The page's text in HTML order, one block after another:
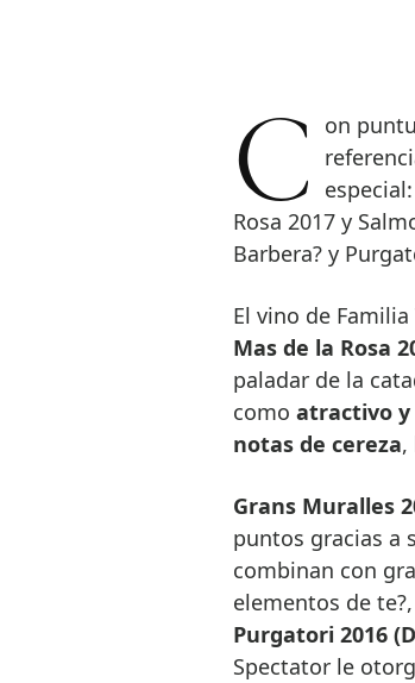
Con puntuaciones que van de los 95 puntos sobre 100, cuatro
Rosa 2017 y
Barbera? y
El vino de
Mas de la Rosa
paladar de la
como atractivo y
notas de cereza,
Grans Muralles
puntos gracias a
combinan con
elementos de
Purgatori 2016
Spectator le